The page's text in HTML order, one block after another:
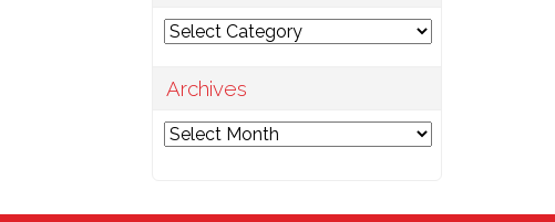
Categories
Archives
Archives